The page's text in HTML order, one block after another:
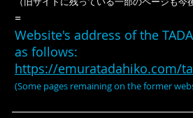
=
Website's address of the
as follows:
https://emuratadahiko.com/
(Some pages remaining on the former